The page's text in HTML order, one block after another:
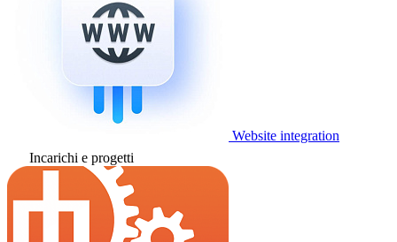
Website integration
Incarichi e progetti